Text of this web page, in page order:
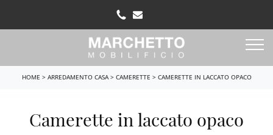
HOME > ARREDAMENTO CASA> CAMERETTE > CAMERETTE IN LACCATO OPACO
Camerette in laccato opaco